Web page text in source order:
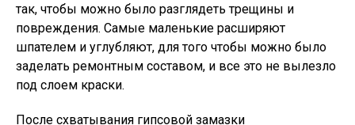
так, чтобы можно было разглядеть трещины и
повреждения. Самые маленькие расширяют
шпателем и углубляют, для того чтобы можно было
заделать ремонтным составом, и все это не вылезло
под слоем краски.
После схватывания гипсовой замазки